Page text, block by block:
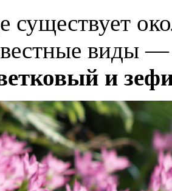
существует
виды
и